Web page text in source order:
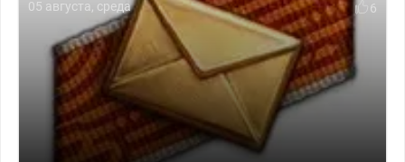
05 августа, среда
6